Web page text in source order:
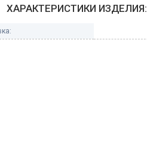
ХАРАКТЕРИСТИКИ ИЗДЕЛИЯ: